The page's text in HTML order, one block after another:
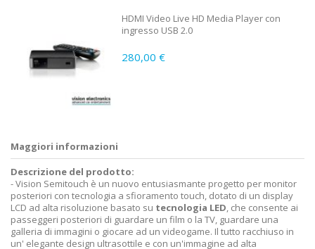
HDMI Video Live HD Media Player con
ingresso USB 2.0
280,00 €
Maggiori informazioni
Descrizione del prodotto:
- Vision Semitouch è un nuovo entusiasmante progetto per monitor
posteriori con tecnologia a sfioramento touch, dotato di un display
LCD ad alta risoluzione basato su tecnologia LED, che consente ai
passeggeri posteriori di guardare un film o la TV, guardare una
galleria di immagini o giocare ad un videogame. Il tutto racchiuso in
un' elegante design ultrasottile e con un'immagine ad alta